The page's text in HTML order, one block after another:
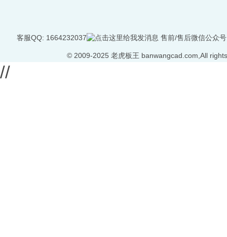
客服QQ: 1664232037 售前/售后微信公众
©2009-2025 老虎板王 banwangcad.com,All
//